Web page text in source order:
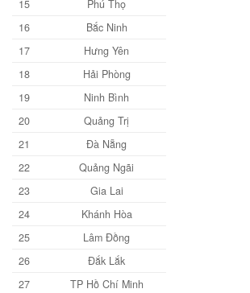
15
Phú Thọ
16
Bắc Ninh
17
Hưng Yên
18
Hải Phòng
19
Ninh Bình
20
Quảng Trị
21
Đà Nẵng
22
Quảng Ngãi
23
Gia Lai
24
Khánh Hòa
25
Lâm Đồng
26
Đắk Lắk
27
TP Hồ Chí Minh